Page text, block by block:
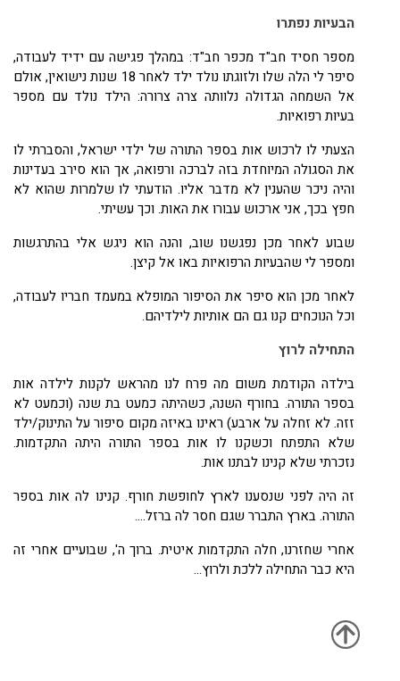
הבעיות נפתרו
מספר חסיד חב"ד מכפר חב"ד: במהלך פגישה עם ידיד לעבודה,
סיפר לי הלה שלו ולזוגתו נולד ילד לאחר 18 שנות נישואין, אולם
אל השמחה הגדולה נלוותה צרה צרורה: הילד נולד עם מספר
בעיות רפואיות.
הצעתי לו לרכוש אות בספר התורה של ילדי ישראל, והסברתי לו
את הסגולה המיוחדת בזה לברכה ורפואה, אך הוא סירב בעדינות
והיה ניכר שהענין לא מדבר אליו. הודעתי לו שלמרות שהוא לא
חפץ בכך, אני ארכוש עבורו את האות. וכך עשיתי.
שבוע לאחר מכן נפגשנו שוב, והנה הוא ניגש אלי בהתרגשות
ומספר לי שהבעיות הרפואיות באו אל קיצן.
לאחר מכן הוא סיפר את הסיפור המופלא במעמד חבריו לעבודה,
וכל הנוכחים קנו גם הם אותיות לילדיהם.
התחילה לרוץ
בילדה הקודמת משום מה פרח לנו מהראש לקנות לילדה אות
בספר התורה. בחורף השנה, כשהיתה כמעט בת שנה (וכמעט לא
זזה. לא זחלה על ארבע) ראינו באיזה מקום סיפור על התינוק/ילד
שלא התפתח וכשקנו לו אות בספר התורה היתה התקדמות.
נזכרתי שלא קנינו לבתנו אות.
זה היה לפני שנסענו לארץ לחופשת חורף. קנינו לה אות בספר
התורה. בארץ התברר שגם חסר לה ברזל....
אחרי שחזרנו, חלה התקדמות איטית. ברוך ה', שבועיים אחרי זה
היא כבר התחילה ללכת ולרוץ...